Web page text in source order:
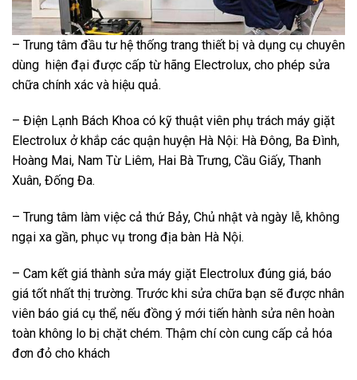
– Trung tâm đầu tư hệ thống trang thiết bị và dụng cụ chuyên
dùng hiện đại được cấp từ hãng Electrolux, cho phép sửa
chữa chính xác và hiệu quả.
– Điện Lạnh Bách Khoa có kỹ thuật viên phụ trách máy giặt
Electrolux ở khắp các quận huyện Hà Nội: Hà Đông, Ba Đình,
Hoàng Mai, Nam Từ Liêm, Hai Bà Trưng, Cầu Giấy, Thanh
Xuân, Đống Đa.
– Trung tâm làm việc cả thứ Bảy, Chủ nhật và ngày lễ, không
ngại xa gần, phục vụ trong địa bàn Hà Nội.
– Cam kết giá thành sửa máy giặt Electrolux đúng giá, báo
giá tốt nhất thị trường. Trước khi sửa chữa bạn sẽ được nhân
viên báo giá cụ thể, nếu đồng ý mới tiến hành sửa nên hoàn
toàn không lo bị chặt chém. Thậm chí còn cung cấp cả hóa
đơn đỏ cho khách